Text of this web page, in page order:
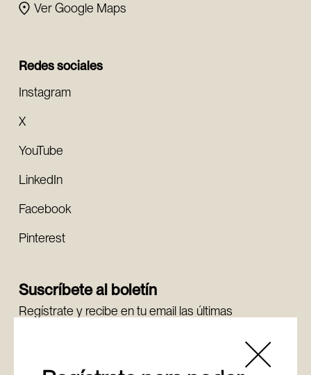
Ver Google Maps
Redes sociales
Instagram
X
YouTube
LinkedIn
Facebook
Pinterest
Suscríbete al boletín
Regístrate y recibe en tu email las últimas